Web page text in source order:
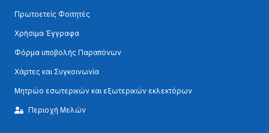
Πρωτοετείς Φοιτητές
Χρήσιμα Έγγραφα
Φόρμα υποβολής Παραπόνων
Χάρτες και Συγκοινωνία
Μητρώο εσωτερικών και εξωτερικών εκλεκτόρων
Περιοχή Μελών